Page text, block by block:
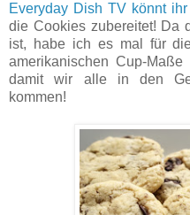
Everyday Dish TV könnt
die Cookies zubereitet! Da
ist, habe ich es mal für
amerikanischen Cup-
damit wir alle in den
kommen!